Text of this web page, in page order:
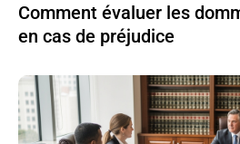
Comment évaluer les
en cas de préjudice